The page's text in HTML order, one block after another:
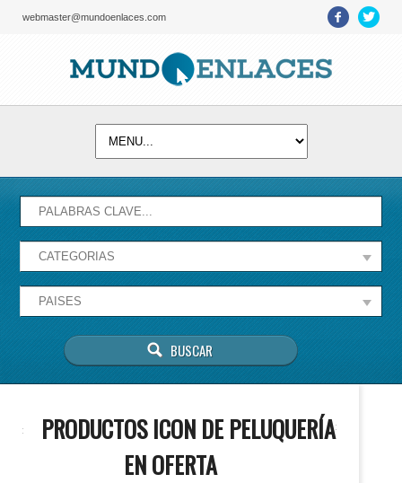
webmaster@mundoenlaces.com
PRODUCTOS ICON DE PELUQUERÍA
EN OFERTA